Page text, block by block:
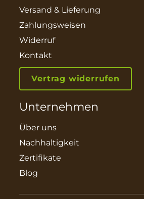
Versand & Lieferung
Zahlungsweisen
Widerruf
Kontakt
Vertrag widerrufen
Unternehmen
Über uns
Nachhaltigkeit
Zertifikate
Blog